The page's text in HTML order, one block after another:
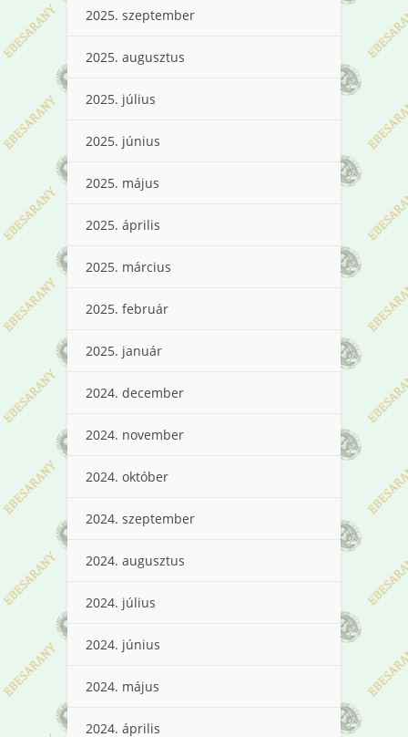
2025. szeptember
2025. augusztus
2025. július
2025. június
2025. május
2025. április
2025. március
2025. február
2025. január
2024. december
2024. november
2024. október
2024. szeptember
2024. augusztus
2024. július
2024. június
2024. május
2024. április